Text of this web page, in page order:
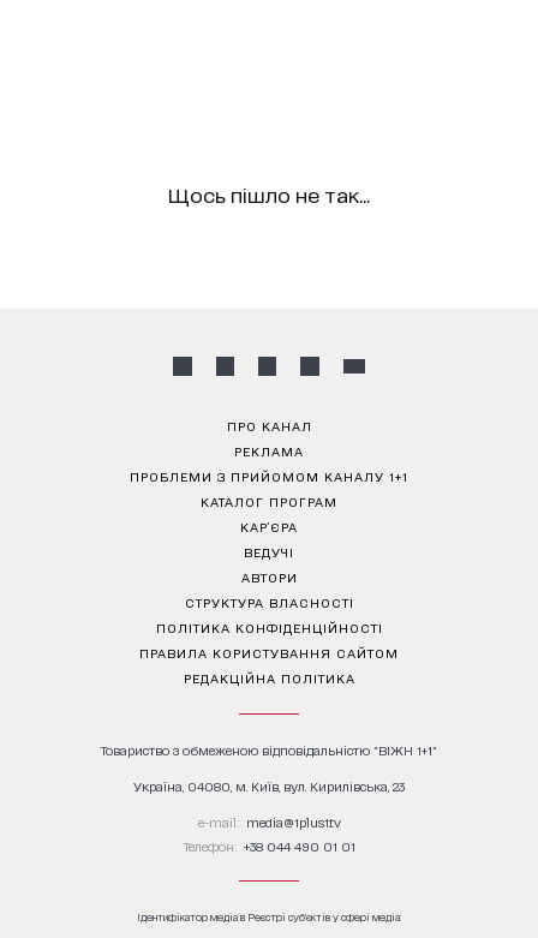
Щось пішло не так...
ПРО КАНАЛ
РЕКЛАМА
ПРОБЛЕМИ З ПРИЙОМОМ КАНАЛУ 1+1
КАТАЛОГ ПРОГРАМ
КАР’ЄРА
ВЕДУЧІ
АВТОРИ
СТРУКТУРА ВЛАСНОСТІ
ПОЛІТИКА КОНФІДЕНЦІЙНОСТІ
ПРАВИЛА КОРИСТУВАННЯ САЙТОМ
РЕДАКЦІЙНА ПОЛІТИКА
Товариство з обмеженою відповідальністю "ВІЖН 1+1"
Україна, 04080, м. Київ, вул. Кирилівська, 23
е-mail: media@1plus1.tv
Телефон: +38 044 490 01 01
Ідентифікатор медіа в Реєстрі суб’єктів у сфері медіа: